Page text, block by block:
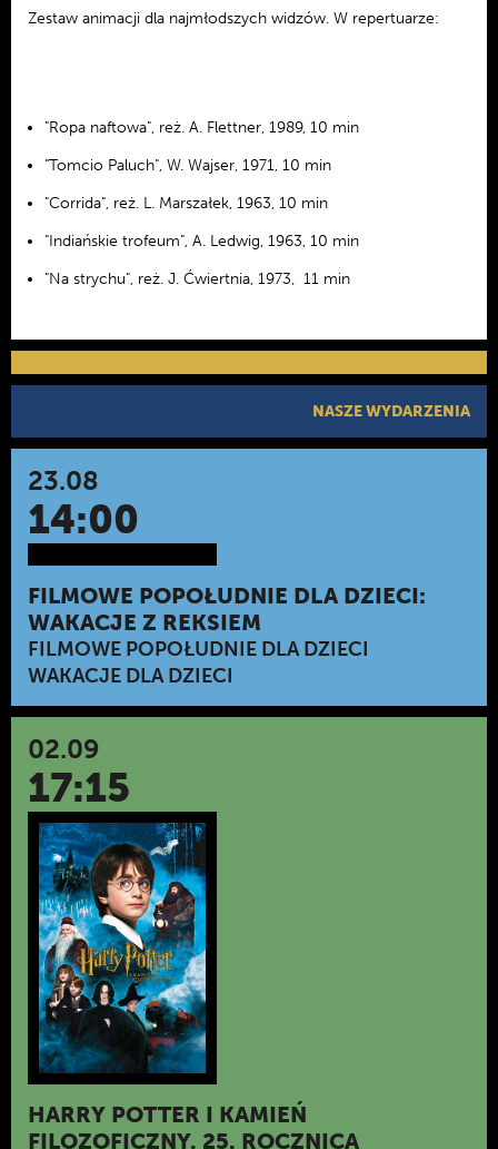
Zestaw animacji dla najmłodszych widzów. W repertuarze:
"Ropa naftowa", reż. A. Flettner, 1989, 10 min
"Tomcio Paluch", W. Wajser, 1971, 10 min
"Corrida", reż. L. Marszałek, 1963, 10 min
"Indiańskie trofeum", A. Ledwig, 1963, 10 min
"Na strychu", reż. J. Ćwiertnia, 1973, 11 min
NASZE WYDARZENIA
23.08
14:00
FILMOWE POPOŁUDNIE DLA DZIECI:
WAKACJE Z REKSIEM
FILMOWE POPOŁUDNIE DLA DZIECI
WAKACJE DLA DZIECI
02.09
17:15
HARRY POTTER I KAMIEŃ
FILOZOFICZNY. 25. ROCZNICA